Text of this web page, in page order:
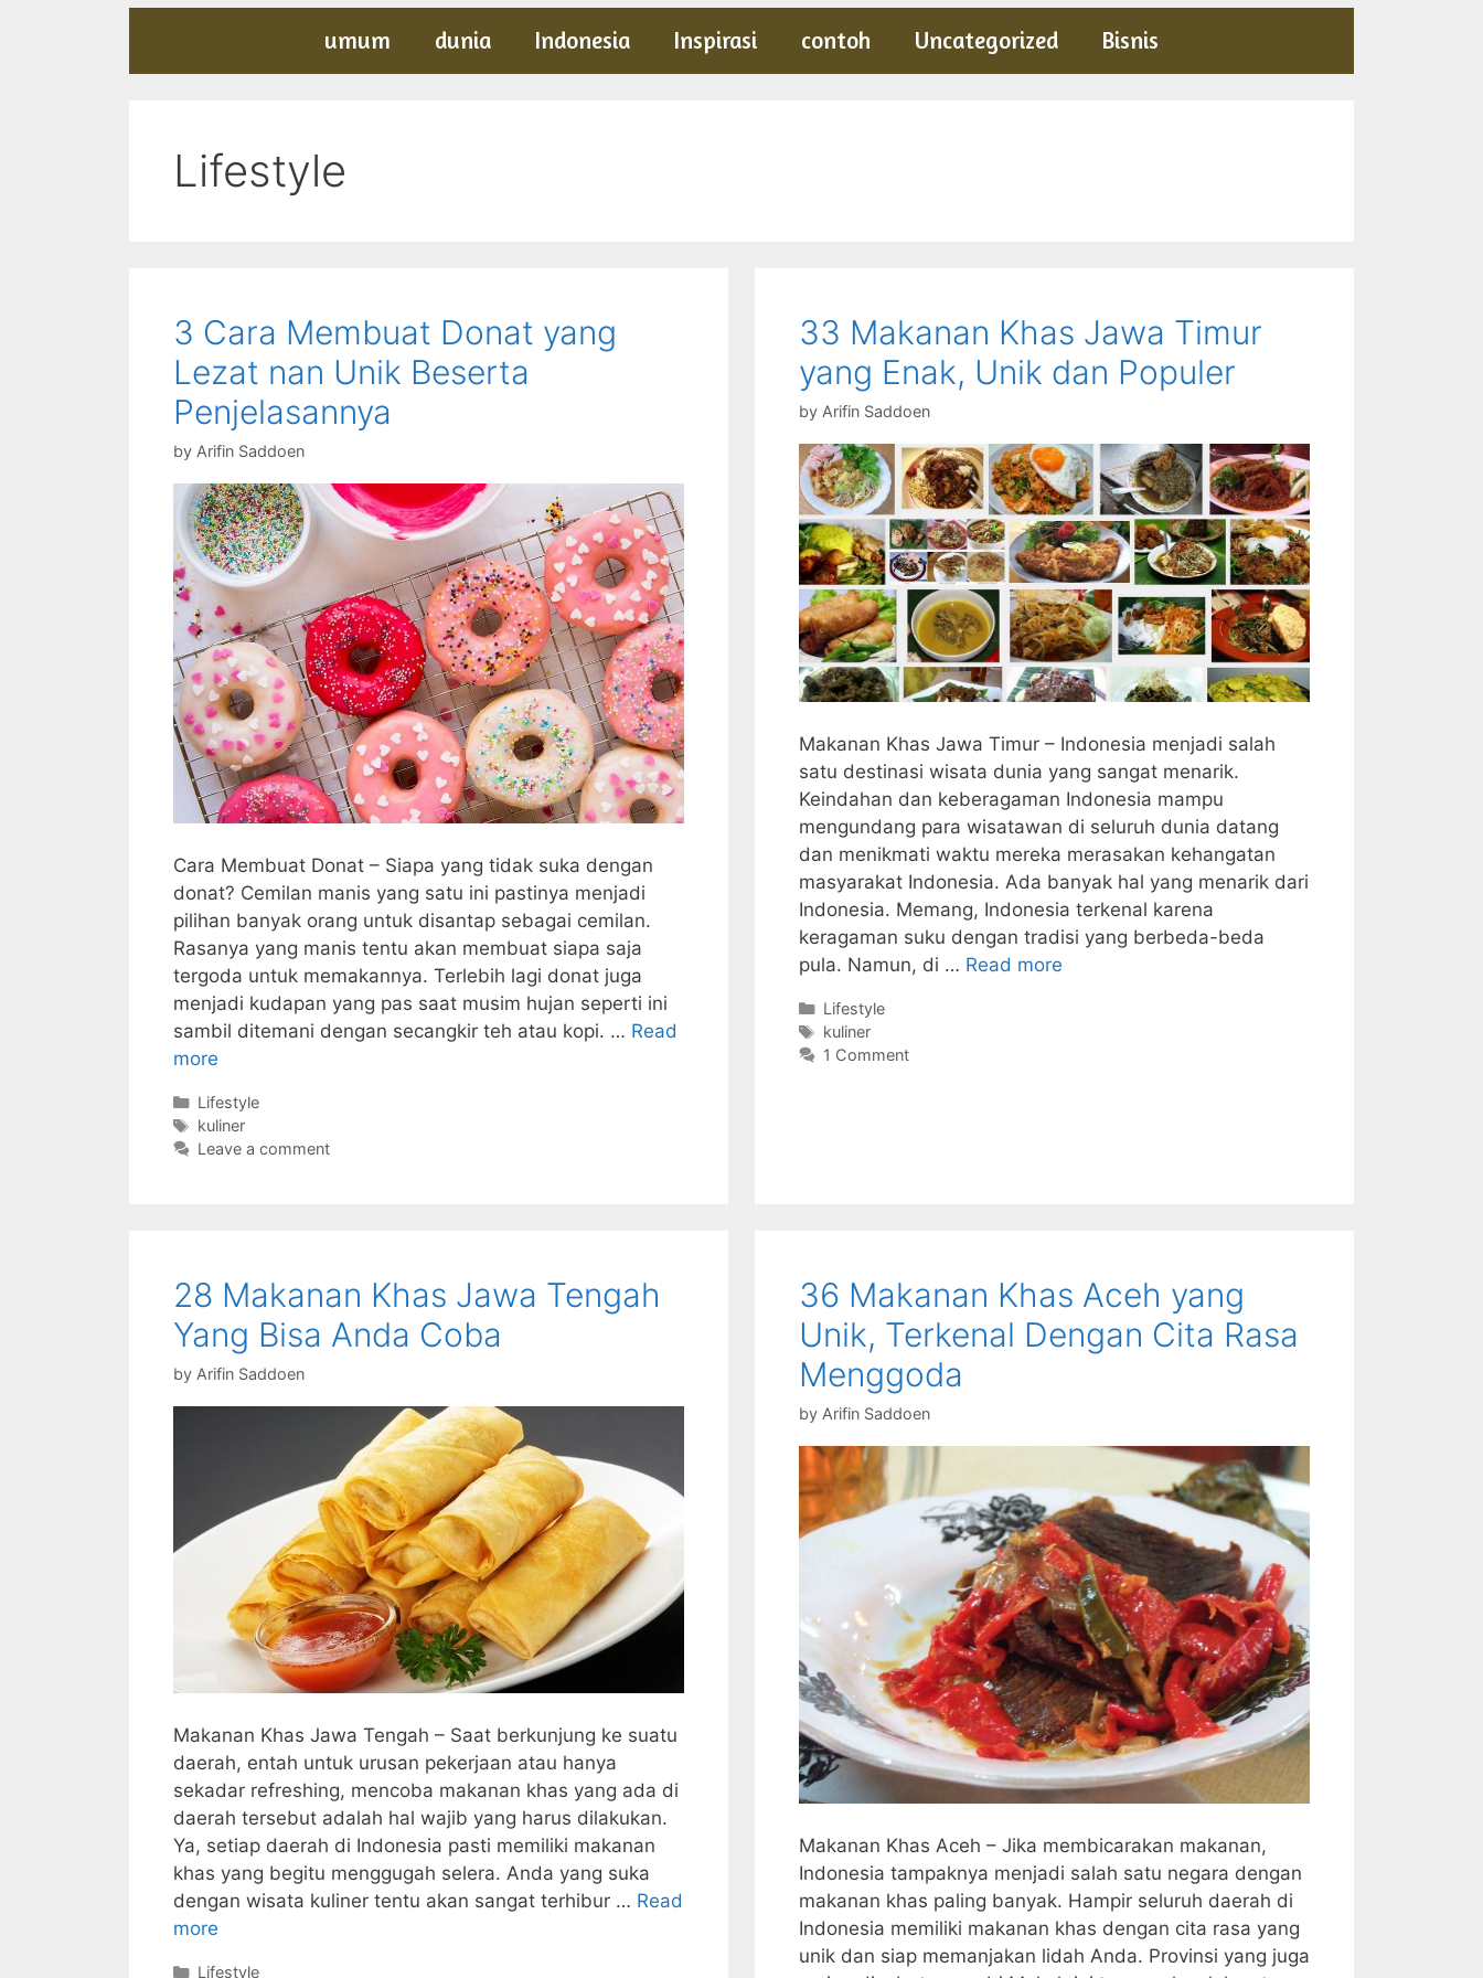
umum dunia Indonesia Inspirasi contoh Uncategorized Bisnis
Lifestyle
3 Cara Membuat Donat yang
Lezat nan Unik Beserta
Penjelasannya
by Arifin Saddoen
Cara Membuat Donat – Siapa yang tidak suka dengan
donat? Cemilan manis yang satu ini pastinya menjadi
pilihan banyak orang untuk disantap sebagai cemilan.
Rasanya yang manis tentu akan membuat siapa saja
tergoda untuk memakannya. Terlebih lagi donat juga
menjadi kudapan yang pas saat musim hujan seperti ini
sambil ditemani dengan secangkir teh atau kopi. … Read
more
Categories
Lifestyle
Tags
kuliner
Leave a comment
33 Makanan Khas Jawa Timur
yang Enak, Unik dan Populer
by Arifin Saddoen
Makanan Khas Jawa Timur – Indonesia menjadi salah
satu destinasi wisata dunia yang sangat menarik.
Keindahan dan keberagaman Indonesia mampu
mengundang para wisatawan di seluruh dunia datang
dan menikmati waktu mereka merasakan kehangatan
masyarakat Indonesia. Ada banyak hal yang menarik dari
Indonesia. Memang, Indonesia terkenal karena
keragaman suku dengan tradisi yang berbeda-beda
pula. Namun, di … Read more
Categories
Lifestyle
Tags
kuliner
1 Comment
28 Makanan Khas Jawa Tengah
Yang Bisa Anda Coba
by Arifin Saddoen
Makanan Khas Jawa Tengah – Saat berkunjung ke suatu
daerah, entah untuk urusan pekerjaan atau hanya
sekadar refreshing, mencoba makanan khas yang ada di
daerah tersebut adalah hal wajib yang harus dilakukan.
Ya, setiap daerah di Indonesia pasti memiliki makanan
khas yang begitu menggugah selera. Anda yang suka
dengan wisata kuliner tentu akan sangat terhibur … Read
more
Categories
Lifestyle
36 Makanan Khas Aceh yang
Unik, Terkenal Dengan Cita Rasa
Menggoda
by Arifin Saddoen
Makanan Khas Aceh – Jika membicarakan makanan,
Indonesia tampaknya menjadi salah satu negara dengan
makanan khas paling banyak. Hampir seluruh daerah di
Indonesia memiliki makanan khas dengan cita rasa yang
unik dan siap memanjakan lidah Anda. Provinsi yang juga